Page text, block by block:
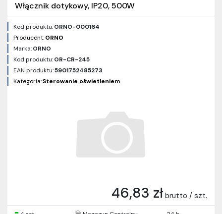
Włącznik dotykowy, IP20, 500W
Kod produktu:ORNO-000164
Producent:ORNO
Marka:ORNO
Kod produktu:OR-CR-245
EAN produktu:5901752485273
Kategoria:Sterowanie oświetleniem
46,83 zł brutto / szt.